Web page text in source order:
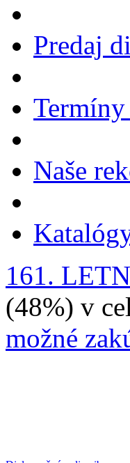
Predaj
Naše
161.
(48%) v
možné